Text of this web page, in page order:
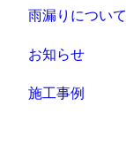
雨漏りについて
お知らせ
施工事例